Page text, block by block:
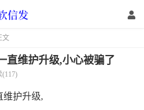
文
直维护升级,小心被骗了
(117)
维护升级,